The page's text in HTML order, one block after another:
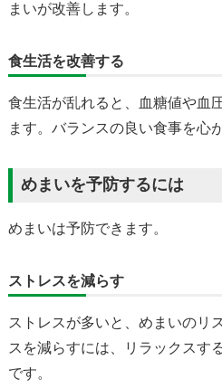
まいが改善します。
食生活を改善する
食生活が乱れると、血糖値や血
ます。バランスの良い食事を心
めまいを予防するには
めまいは予防できます。
ストレスを減らす
ストレスが多いと、めまいのリ
スを減らすには、リラックスす
です。